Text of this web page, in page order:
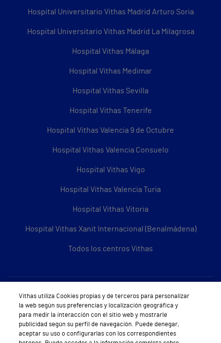
Hospital Universitario Vithas Madrid Arturo Soria
Hospital Universitario Vithas Madrid La Milagrosa
Hospital Vithas Málaga
Hospital Vithas Medimar
Hospital Vithas Sevilla
Hospital Vithas Tenerife
Hospital Vithas Valencia 9 de Octubre
Hospital Vithas Valencia Consuelo
Hospital Vithas Vigo
Hospital Vithas Valencia Turia
Hospital Vithas Vitoria
Hospital Vithas Xanit Internacional (Benalmádena)
Todos los centros Vithas
Sobre Vithas
Quiénes somos
Trabajar en Vithas
Vithas utiliza Cookies propias y de terceros para personalizar
la web según sus preferencias y localización geográfica y
para medir la interacción con el sitio web y mostrarle
publicidad según su perfil de navegación. Puede denegar,
aceptar su uso o configurarlas con los correspondientes